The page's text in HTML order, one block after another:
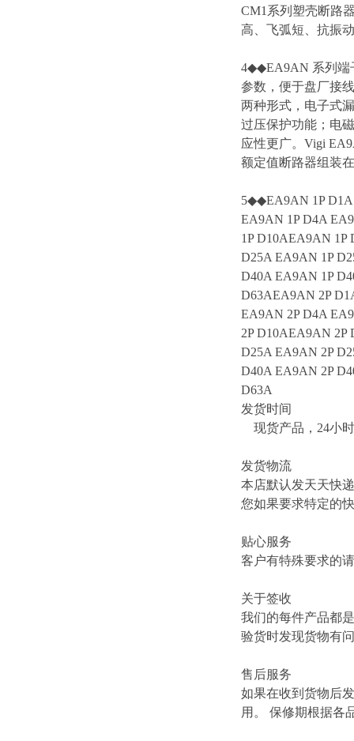
CM1系列塑壳断路
高、飞弧短、抗振
4◆◆EA9AN 系列端
参数，便于盘厂接
两种形式，电子式
过压保护功能；电
应性更广。Vigi
额定值断路器组装
5◆◆EA9AN 1P D1A
EA9AN 1P D4A
1P D10AEA9AN 1P
D25A EA9AN 1P
D40A EA9AN 1P
D63AEA9AN 2P
EA9AN 2P D4A
2P D10AEA9AN 2P
D25A EA9AN 2P
D40A EA9AN 2P
D63A
发货时间
现货产品，24小
发货物流
本店默认发天天快
您如果要求特定的
贴心服务
客户有特殊要求的
关于签收
我们的每件产品都
验货时发现货物有
售后服务
如果在收到货物后
用。 保修期根据各